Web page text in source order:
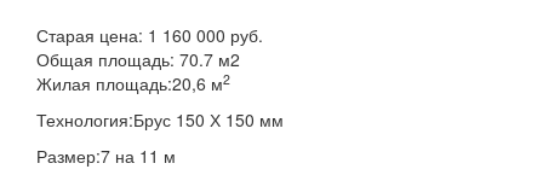
Старая цена: 1 160 000 руб.
Общая площадь: 70.7 м2
Жилая площадь:20,6 м2
Технология:Брус 150 Х 150 мм
Размер:7 на 11 м